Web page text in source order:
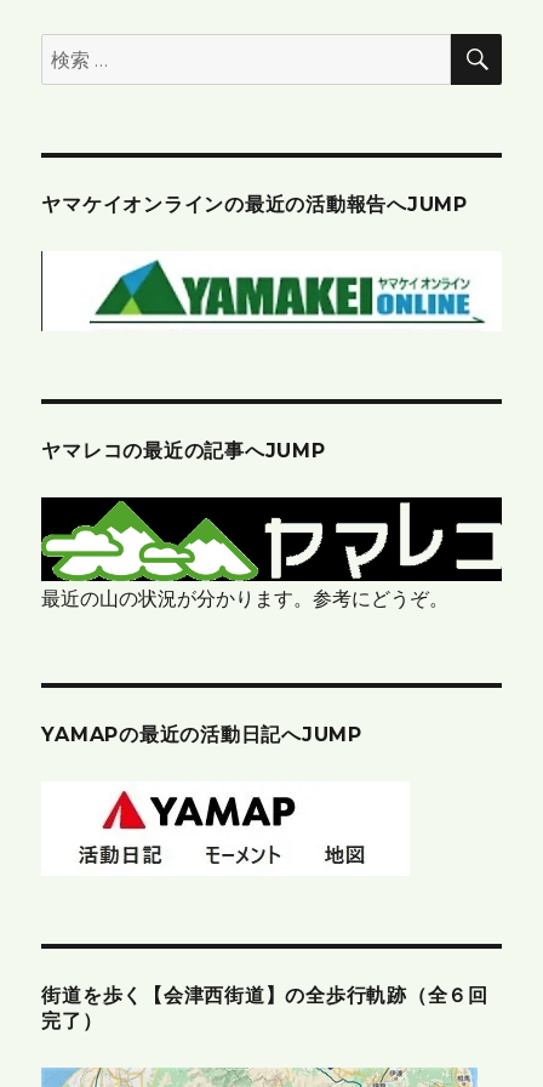
検
索:
検
ヤマケイオンラインの最近の活動報告へJUMP
ヤマレコの最近の記事へJUMP
最近の山の状況が分かります。参考にどうぞ。
YAMAPの最近の活動日記へJUMP
街道を歩く【会津西街道】の全歩行軌跡（全６回
完了）